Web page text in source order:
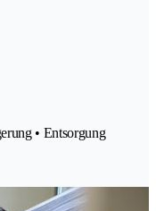
• Entsorgung